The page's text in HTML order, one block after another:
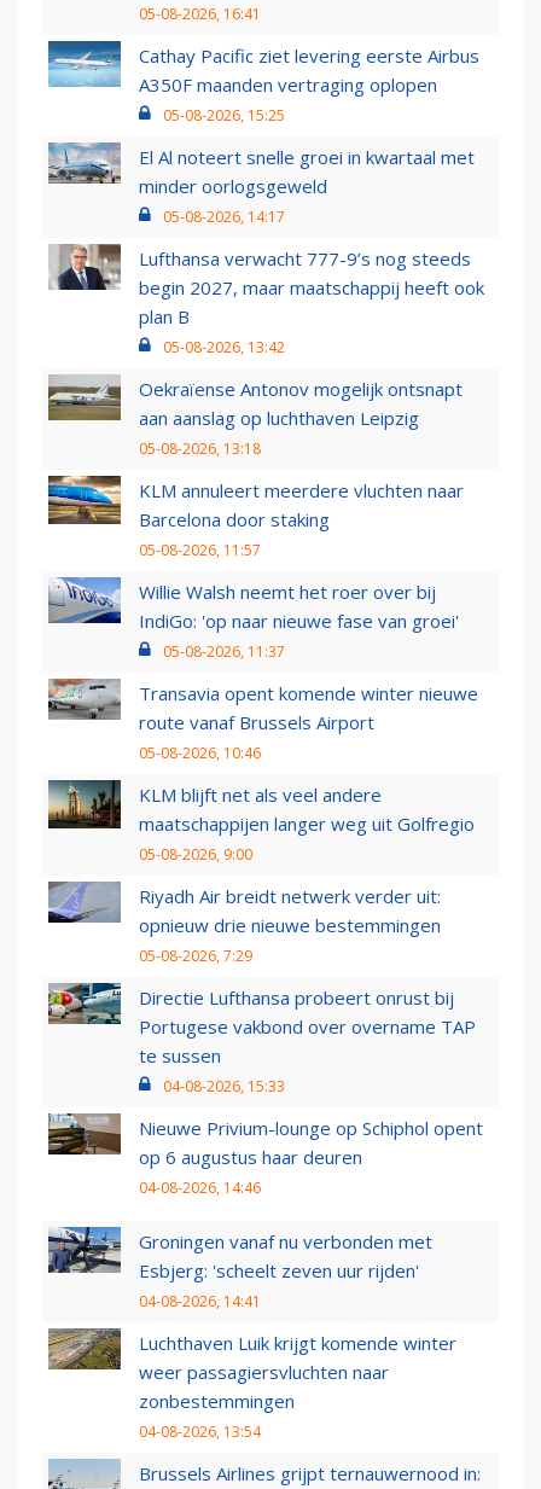
05-08-2026, 16:41
Cathay Pacific ziet levering eerste Airbus
A350F maanden vertraging oplopen
05-08-2026, 15:25
El Al noteert snelle groei in kwartaal met
minder oorlogsgeweld
05-08-2026, 14:17
Lufthansa verwacht 777-9’s nog steeds
begin 2027, maar maatschappij heeft ook
plan B
05-08-2026, 13:42
Oekraïense Antonov mogelijk ontsnapt
aan aanslag op luchthaven Leipzig
05-08-2026, 13:18
KLM annuleert meerdere vluchten naar
Barcelona door staking
05-08-2026, 11:57
Willie Walsh neemt het roer over bij
IndiGo: 'op naar nieuwe fase van groei'
05-08-2026, 11:37
Transavia opent komende winter nieuwe
route vanaf Brussels Airport
05-08-2026, 10:46
KLM blijft net als veel andere
maatschappijen langer weg uit Golfregio
05-08-2026, 9:00
Riyadh Air breidt netwerk verder uit:
opnieuw drie nieuwe bestemmingen
05-08-2026, 7:29
Directie Lufthansa probeert onrust bij
Portugese vakbond over overname TAP
te sussen
04-08-2026, 15:33
Nieuwe Privium-lounge op Schiphol opent
op 6 augustus haar deuren
04-08-2026, 14:46
Groningen vanaf nu verbonden met
Esbjerg: 'scheelt zeven uur rijden'
04-08-2026, 14:41
Luchthaven Luik krijgt komende winter
weer passagiersvluchten naar
zonbestemmingen
04-08-2026, 13:54
Brussels Airlines grijpt ternauwernood in: